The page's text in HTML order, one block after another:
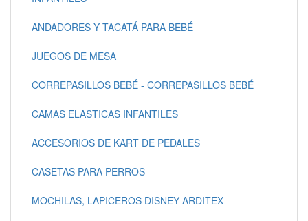
ANDADORES Y TACATÁ PARA BEBÉ
JUEGOS DE MESA
CORREPASILLOS BEBÉ - CORREPASILLOS BEBÉ
CAMAS ELASTICAS INFANTILES
ACCESORIOS DE KART DE PEDALES
CASETAS PARA PERROS
MOCHILAS, LAPICEROS DISNEY ARDITEX